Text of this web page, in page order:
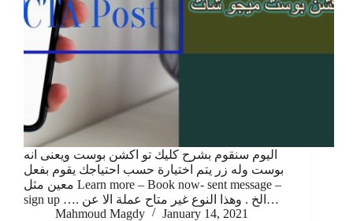
اليوم سنقوم بشرح كليك تو اكشن بوست ويعنى انه
بوست وله زر يتم اختيارة حسب احتياجك يقوم بفعل
معين مثل Learn more – Book now- sent message –
sign up …. الخ . وهذا النوع غير متاح عملة الا عن…
Mahmoud Magdy
January 14, 2021